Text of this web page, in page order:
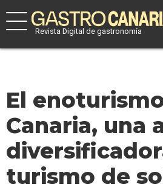
Revista Digital de gastronomía
El
Canaria, una
turismo de